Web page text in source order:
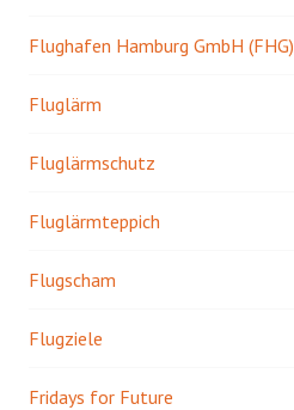
Flughafen Hamburg GmbH (FHG)
Fluglärm
Fluglärmschutz
Fluglärmteppich
Flugscham
Flugziele
Fridays for Future